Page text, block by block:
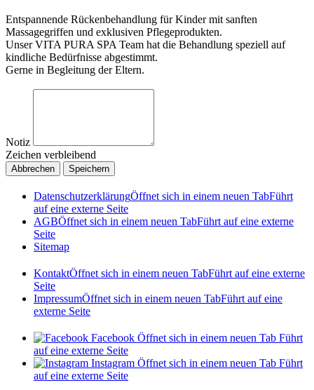
Entspannende Rückenbehandlung für Kinder mit sanften
Massagegriffen und exklusiven Pflegeprodukten.
Unser VITA PURA SPA Team hat die Behandlung speziell auf
kindliche Bedürfnisse abgestimmt.
Gerne in Begleitung der Eltern.
Notiz
Zeichen verbleibend
Abbrechen Speichern
DatenschutzerklärungÖffnet sich in einem neuen TabFührt
auf eine externe Seite
AGBÖffnet sich in einem neuen TabFührt auf eine externe
Seite
Sitemap
KontaktÖffnet sich in einem neuen TabFührt auf eine externe
Seite
ImpressumÖffnet sich in einem neuen TabFührt auf eine
externe Seite
Facebook Öffnet sich in einem neuen Tab Führt
auf eine externe Seite
Instagram Öffnet sich in einem neuen Tab Führt
auf eine externe Seite